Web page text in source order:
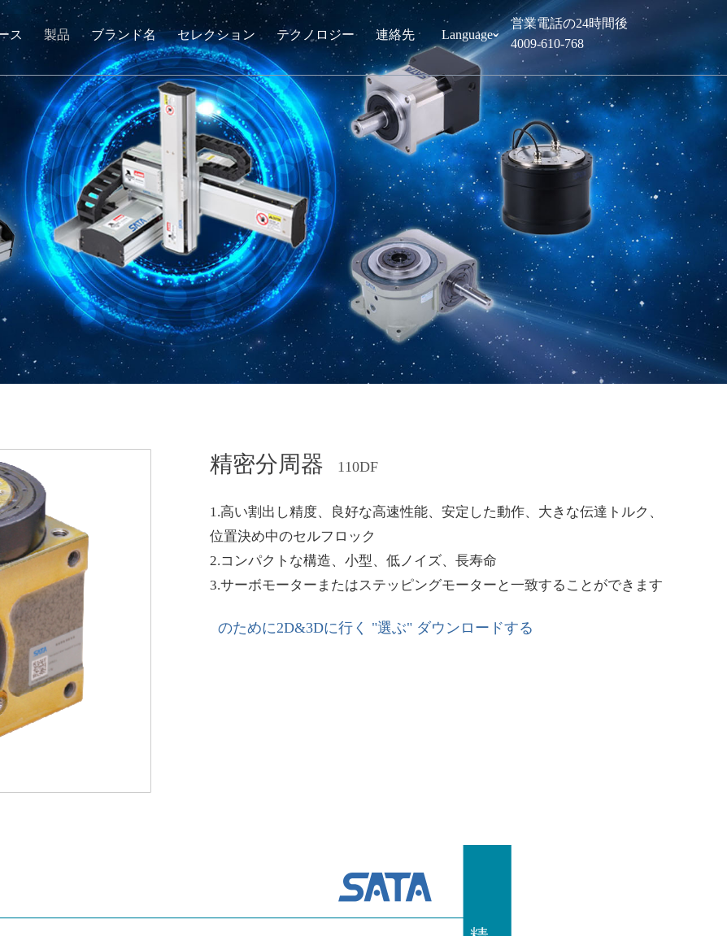
ス 製品 ブランド名 セレクション テクノロジー 連絡先 Languageˇ
営業電話の24時間後
4009-610-768
精密分周器 110DF
1.高い割出し精度、良好な高速性能、安定した動作、大きな伝達トルク、
位置決め中のセルフロック
2.コンパクトな構造、小型、低ノイズ、長寿命
3.サーボモーターまたはステッピングモーターと一致することができます
のために2D&3Dに行く "選ぶ" ダウンロードする